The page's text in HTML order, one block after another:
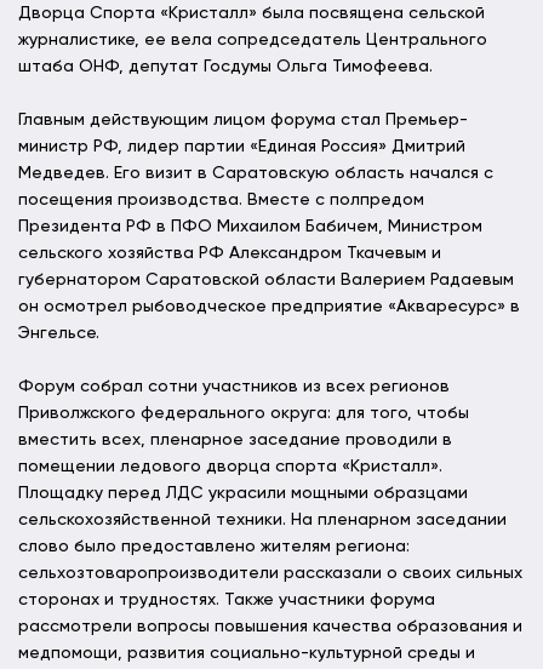
Дворца Спорта «Кристалл» была посвящена сельской
журналистике, ее вела сопредседатель Центрального
штаба ОНФ, депутат Госдумы Ольга Тимофеева.
Главным действующим лицом форума стал Премьер-
министр РФ, лидер партии «Единая Россия» Дмитрий
Медведев. Его визит в Саратовскую область начался с
посещения производства. Вместе с полпредом
Президента РФ в ПФО Михаилом Бабичем, Министром
сельского хозяйства РФ Александром Ткачевым и
губернатором Саратовской области Валерием Радаевым
он осмотрел рыбоводческое предприятие «Акваресурс» в
Энгельсе.
Форум собрал сотни участников из всех регионов
Приволжского федерального округа: для того, чтобы
вместить всех, пленарное заседание проводили в
помещении ледового дворца спорта «Кристалл».
Площадку перед ЛДС украсили мощными образцами
сельскохозяйственной техники. На пленарном заседании
слово было предоставлено жителям региона:
сельхозтоваропроизводители рассказали о своих сильных
сторонах и трудностях. Также участники форума
рассмотрели вопросы повышения качества образования и
медпомощи, развития социально-культурной среды и